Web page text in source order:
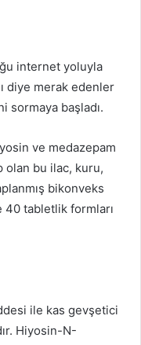
internet yoluyla
diye merak edenler
sormaya başladı.
ve medazepam
olan bu ilac, kuru,
bikonveks
40 tabletlik formları
ile kas gevşetici
Hiyosin-N-